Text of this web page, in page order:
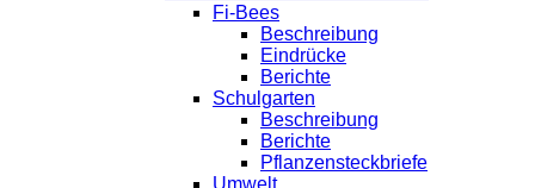
Fi-Bees
Beschreibung
Eindrücke
Berichte
Schulgarten
Beschreibung
Berichte
Pflanzensteckbriefe
Umwelt